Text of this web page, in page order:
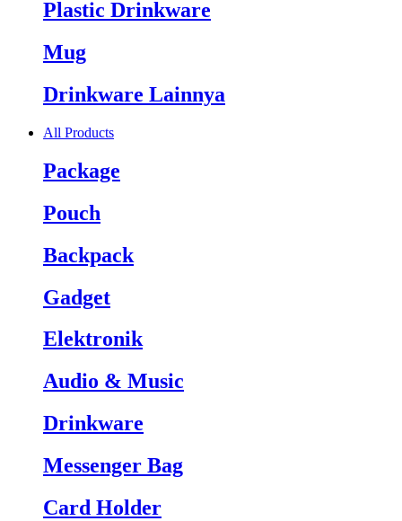
Plastic Drinkware
Mug
Drinkware Lainnya
All Products
Package
Pouch
Backpack
Gadget
Elektronik
Audio & Music
Drinkware
Messenger Bag
Card Holder